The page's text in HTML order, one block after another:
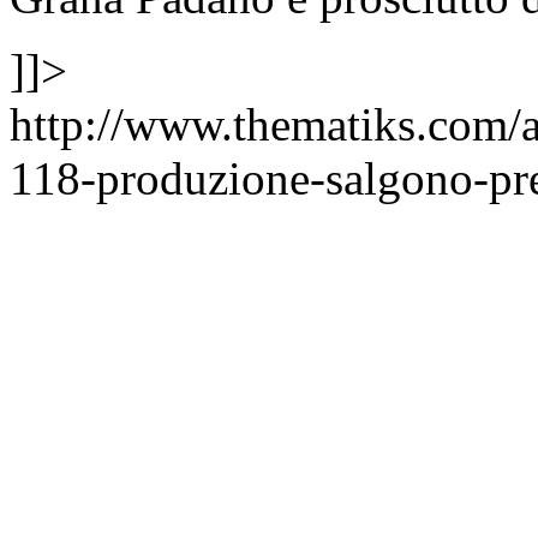
]]>
http://
118-produzione-salgono-